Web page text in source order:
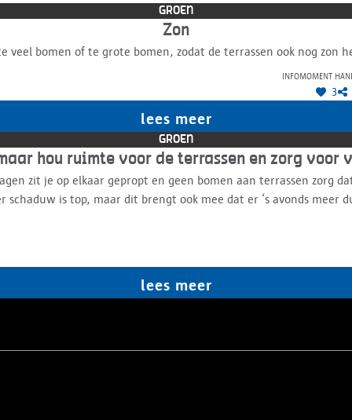
GROEN
Zon
veel bomen of te grote bomen, zodat de terrassen ook nog zon
Infomoment
3
lees meer
GROEN
hou ruimte voor de terrassen en zorg voor
zit je op elkaar gepropt en geen bomen aan terrassen zorg
is top, maar dit brengt ook mee dat er ‘s avonds
lees meer